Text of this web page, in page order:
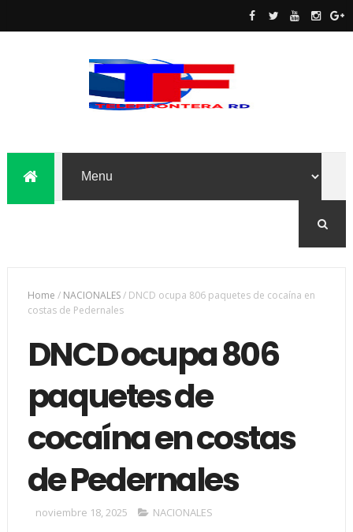
Home / NACIONALES/ DNCD ocupa 806 paquetes de cocaína en
costas de Pedernales
DNCD ocupa 806
paquetes de
cocaína en costas
de Pedernales
noviembre 18, 2025 NACIONALES